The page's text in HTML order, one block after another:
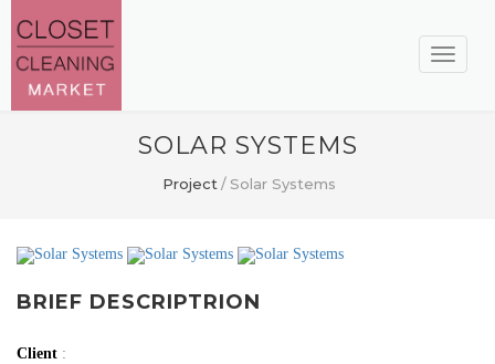
Toggle
SOLAR SYSTEMS
Project/ Solar Systems
BRIEF DESCRIPTRION
Client :